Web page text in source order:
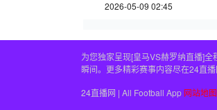
2026-05-09 02:45
为您独家呈现[皇马VS赫罗纳直播]
瞬间。更多精彩赛事内容尽在24直播
24直播网 | All Football App 网站地图